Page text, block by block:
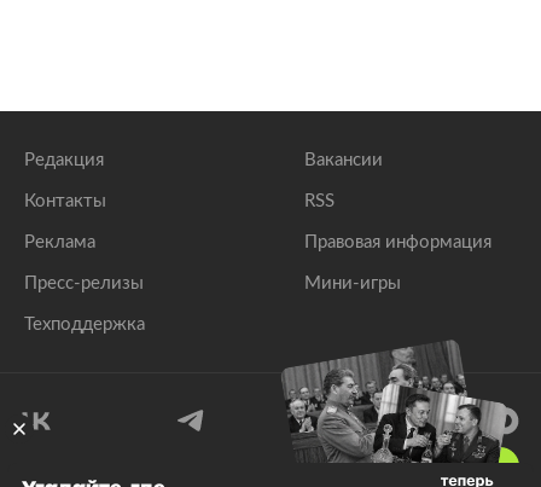
Редакция
Контакты
Реклама
Пресс-релизы
Техподдержка
Вакансии
RSS
Правовая информация
Мини-игры